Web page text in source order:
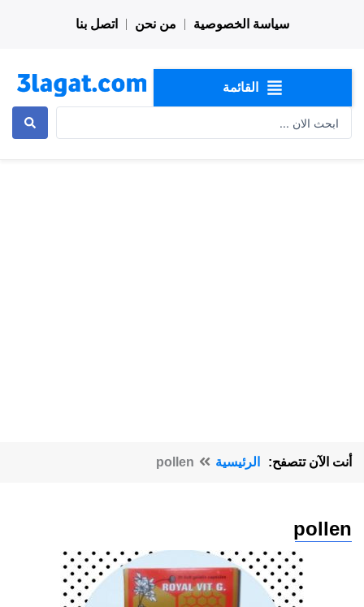
سياسة الخصوصية من نحن اتصل بنا
القائمة
أنت الآن تتصفح: الرئيسية pollen
pollen